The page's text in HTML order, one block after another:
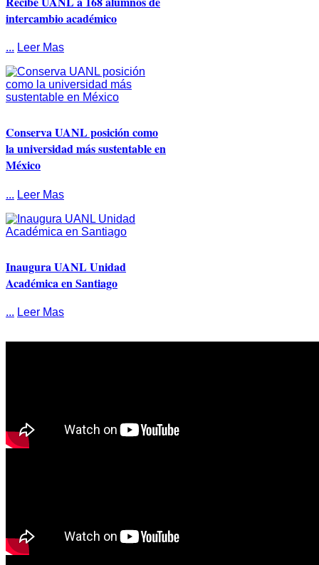
intercambio académico
... Leer Mas
Conserva UANL posición como
la universidad más sustentable en
México
... Leer Mas
Inaugura UANL Unidad
Académica en Santiago
... Leer Mas